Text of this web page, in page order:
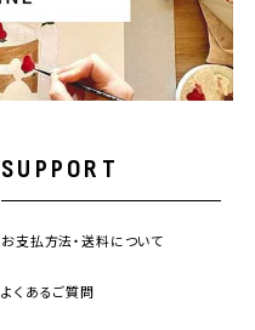
SUPPORT
お支払方法・送料について
よくあるご質問